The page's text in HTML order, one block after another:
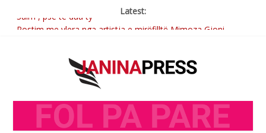
Latest:
Postim me vlera nga artistja e mirëfilltë Mimoza Gjoni
Brahim Çekaj njē veprimtar i respektuar i çeshtjës kombëtare